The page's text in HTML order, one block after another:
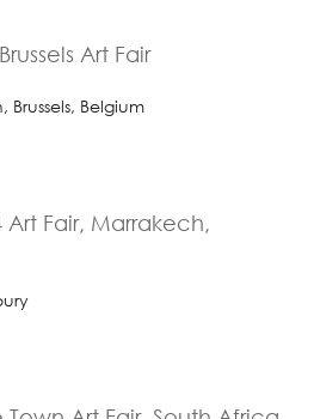
Art Fair
Belgium
Fair, Marrakech,